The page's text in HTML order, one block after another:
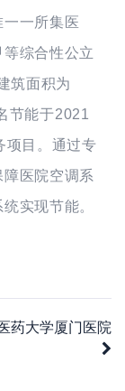
一所集医
综合性公立
筑面积为
节能于2021
项目。通过专
医院空调系
实现节能。
药大学厦门医院